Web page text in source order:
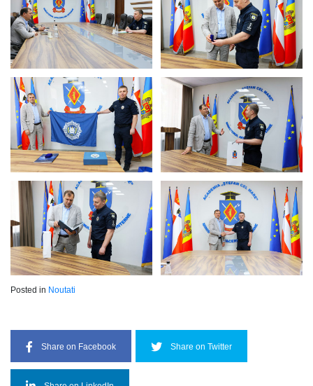
Posted in Noutati
Share on Facebook Share on Twitter